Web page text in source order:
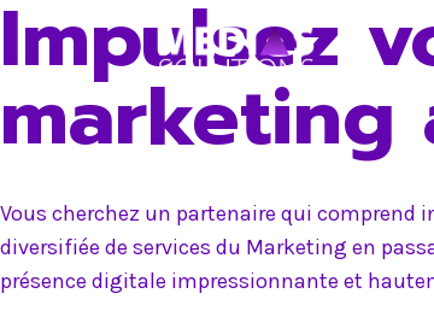
Skip
Impulsez
marketing
Vous cherchez un partenaire qui
diversifiée de services du Marketing en
présence digitale impressionnante et